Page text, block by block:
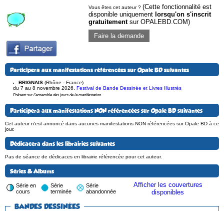
Vous êtes cet auteur ? (Cette fonctionnalité est
disponible uniquement lorsqu'on s'inscrit
gratuitementsur OPALEBD.COM)
Faire la demande
Participera aux manifestations référencées sur Opale BD suivantes
BRIGNAIS (Rhône - France)
du 7 au 8 novembre 2026
Festival de Bande Dessinée et Livres Illustrés
Présent sur l'ensemble des jours de la manifestation.
Participera aux manifestations NON référencées sur Opale BD suivantes
Cet auteur n'est annoncé dans aucunes manifestations NON référencées sur Opale BD à ce
jour.
Dédicacera dans les librairies suivantes
Pas de séance de dédicaces en librairie référencée pour cet auteur.
Séries & Albums
Série en
cours
Série
terminée
Série
abandonnée
Afficher les couvertures
disponibles
BANDES DESSINÉES